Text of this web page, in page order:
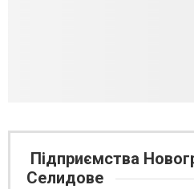
Підприємства
Селидове